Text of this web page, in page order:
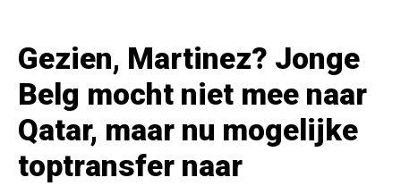
Gezien, Martinez? Jonge
Belg mocht niet mee naar
Qatar, maar nu mogelijke
toptransfer naar